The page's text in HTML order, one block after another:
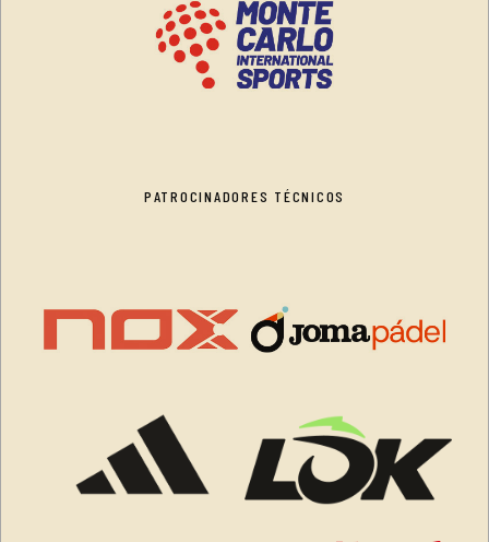
PATROCINADORES TÉCNICOS